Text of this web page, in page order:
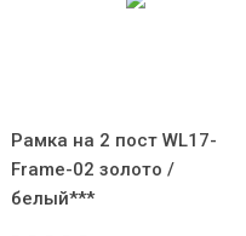
Рамка на 2 пост WL17-
Frame-02 золото /
белый***